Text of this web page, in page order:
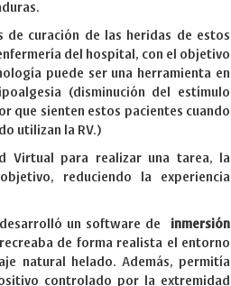
curación de las heridas de estos
del hospital, con el objetivo
puede ser una herramienta en
(disminución del estímulo
que sienten estos pacientes cuando
utilizan la RV.)
Virtual para realizar una tarea, la
reduciendo la experiencia
un software de inmersión
de forma realista el entorno
natural helado. Además, permitía
controlado por la extremidad